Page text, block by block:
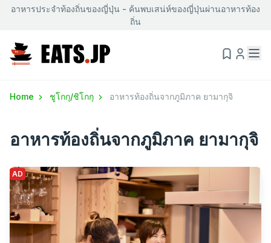
อาหารประจำท้องถิ่นของญี่ปุ่น - ค้นพบเสน่ห์ของญี่ปุ่นผ่านอาหารท้อง
ถิ่น
Home ชูโกกุ/ชิโกกุ อาหารท้องถิ่นจากภูมิภาค ยามากุจิ
อาหารท้องถิ่นจากภูมิภาค ยามากุจิ
AD